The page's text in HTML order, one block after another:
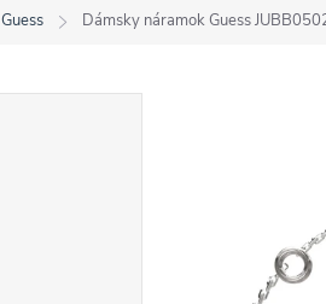
Dámsky náramok Guess